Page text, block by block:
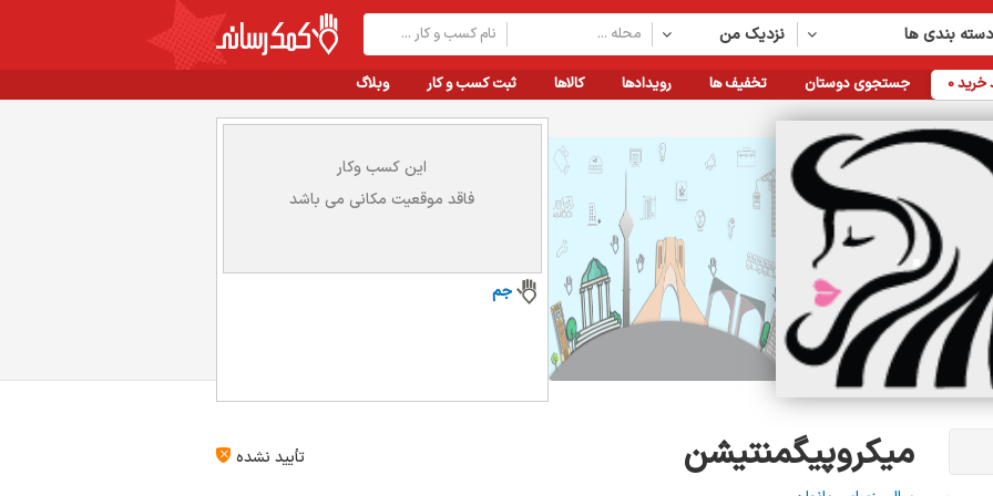
نزدیک من بندی ها
وبلاگ ثبت کسب و کار کالاها رویدادها تخفیف ها جستجوی دوستان خرید0
این کسب وکار
فاقد موقعیت مکانی می باشد
جم
میکروپیگمنتیشن
تأیید نشده